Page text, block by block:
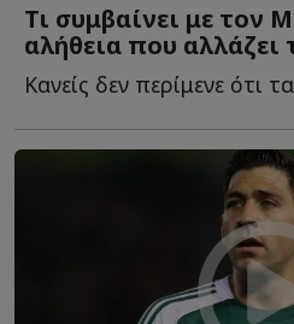
Τι συμβαίνει με τον
αλήθεια που αλλάζει